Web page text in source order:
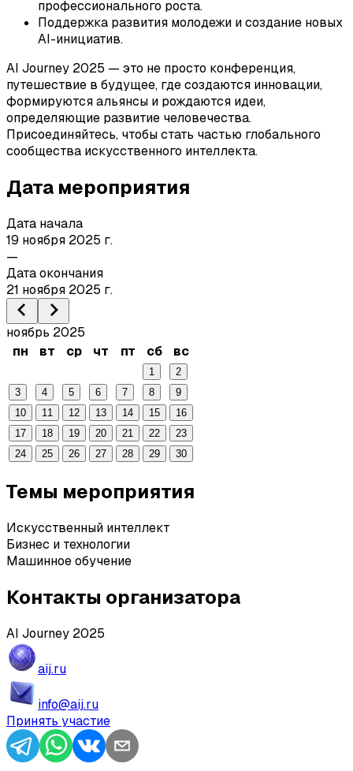
профессионального роста.
Поддержка развития молодежи и создание новых
AI-инициатив.
AI Journey 2025 — это не просто конференция,
путешествие в будущее, где создаются инновации,
формируются альянсы и рождаются идеи,
определяющие развитие человечества.
Присоединяйтесь, чтобы стать частью глобального
сообщества искусственного интеллекта.
Дата мероприятия
Дата начала
19 ноября 2025 г.
—
Дата окончания
21 ноября 2025 г.
ноябрь 2025
пн
вт ср чт пт сб вс
1
2
3
4 5 6 7 8
9
10
11 12 13 14 15
16
17
18 19 20 21 22
23
24
25 26 27 28 29 30
Темы мероприятия
Искусственный интеллект
Бизнес и технологии
Машинное обучение
Контакты организатора
AI Journey 2025
aij.ru
info@aij.ru
Принять участие